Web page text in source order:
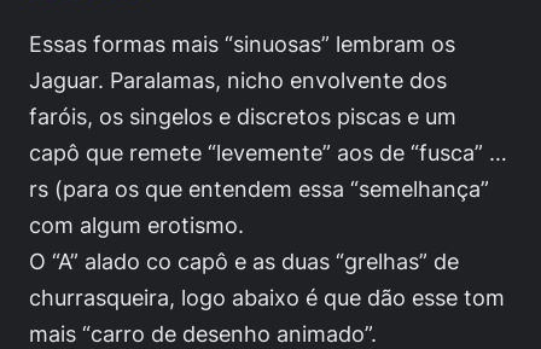
Essas formas mais “sinuosas” lembram os
Jaguar. Paralamas, nicho envolvente dos
faróis, os singelos e discretos piscas e um
capô que remete “levemente” aos de “fusca” …
rs (para os que entendem essa “semelhança”
com algum erotismo.
O “A” alado co capô e as duas “grelhas” de
churrasqueira, logo abaixo é que dão esse tom
mais “carro de desenho animado”.